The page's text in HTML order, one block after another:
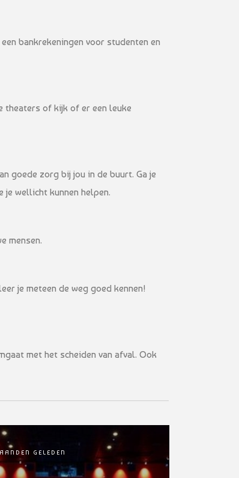
bankrekeningen voor studenten en
theaters of kijk of er een leuke
goede zorg bij jou in de buurt. Ga je
je wellicht kunnen helpen.
mensen.
je meteen de weg goed kennen!
met het scheiden van afval. Ook
GELEDEN